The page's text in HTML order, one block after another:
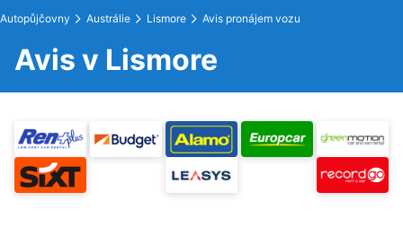
Autopůjčovny Austrálie Lismore Avis pronájem vozu
Avis v Lismore